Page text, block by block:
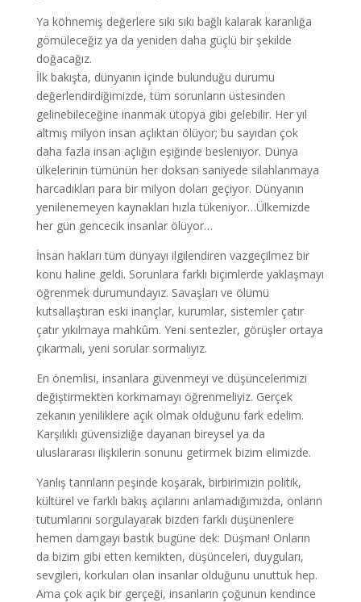
Ya köhnemiş değerlere sıkı sıkı bağlı kalarak karanlığa
gömüleceğiz ya da yeniden daha güçlü bir şekilde
doğacağız.
İlk bakışta, dünyanın içinde bulunduğu durumu
değerlendirdiğimizde, tüm sorunların üstesinden
gelinebileceğine inanmak ütopya gibi gelebilir. Her yıl
altmış milyon insan açlıktan ölüyor; bu sayıdan çok
daha fazla insan açlığın eşiğinde besleniyor. Dünya
ülkelerinin tümünün her doksan saniyede silahlanmaya
harcadıkları para bir milyon doları geçiyor. Dünyanın
yenilenemeyen kaynakları hızla tükeniyor…Ülkemizde
her gün gencecik insanlar ölüyor…
İnsan hakları tüm dünyayı ilgilendiren vazgeçilmez bir
konu haline geldi. Sorunlara farklı biçimlerde yaklaşmayı
öğrenmek durumundayız. Savaşları ve ölümü
kutsallaştıran eski inançlar, kurumlar, sistemler çatır
çatır yıkılmaya mahkûm. Yeni sentezler, görüşler ortaya
çıkarmalı, yeni sorular sormalıyız.
En önemlisi, insanlara güvenmeyi ve düşüncelerimizi
değiştirmekten korkmamayı öğrenmeliyiz. Gerçek
zekanın yeniliklere açık olmak olduğunu fark edelim.
Karşılıklı güvensizliğe dayanan bireysel ya da
uluslararası ilişkilerin sonunu getirmek bizim elimizde.
Yanlış tanrıların peşinde koşarak, birbirimizin politik,
kültürel ve farklı bakış açılarını anlamadığımızda, onların
tutumlarını sorgulayarak bizden farklı düşünenlere
hemen damgayı bastık bugüne dek: Düşman! Onların
da bizim gibi etten kemikten, düşünceleri, duyguları,
sevgileri, korkuları olan insanlar olduğunu unuttuk hep.
Ama çok açık bir gerçeği, insanların çoğunun kendince